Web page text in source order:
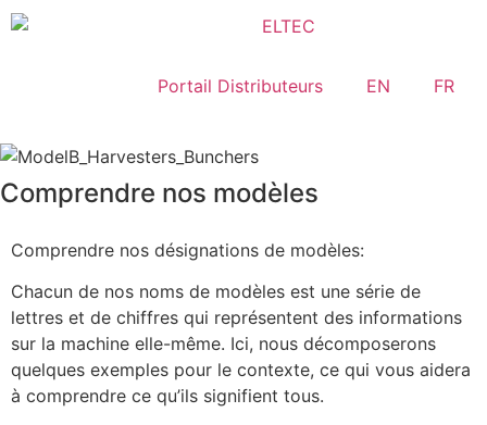
Portail Distributeurs EN FR
Comprendre nos modèles
Comprendre nos désignations de modèles:
Chacun de nos noms de modèles est une série de
lettres et de chiffres qui représentent des informations
sur la machine elle-même. Ici, nous décomposerons
quelques exemples pour le contexte, ce qui vous aidera
à comprendre ce qu’ils signifient tous.